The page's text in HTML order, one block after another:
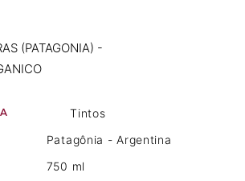
(PATAGONIA) -
Tintos
Patagônia - Argentina
750 ml